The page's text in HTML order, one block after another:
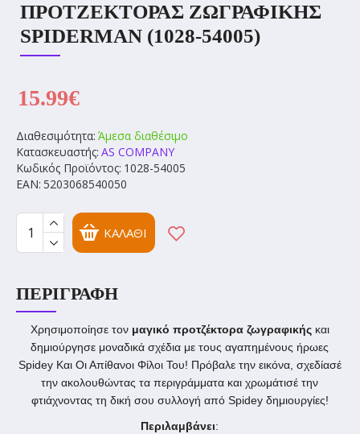
ΠΡΟΤΖΕΚΤΟΡΑΣ ΖΩΓΡΑΦΙΚΗΣ
SPIDERMAN (1028-54005)
Διαθεσιμότητα: Άμεσα διαθέσιμο
Κατασκευαστής: AS COMPANY
Κωδικός Προϊόντος: 1028-54005
EAN: 5203068540050
15.99€
ΚΑΛΆΘΙ
ΠΕΡΙΓΡΑΦΉ
Χρησιμοποίησε τον μαγικό προτζέκτορα ζωγραφικής και
δημιούργησε μοναδικά σχέδια με τους αγαπημένους ήρωες
Spidey Και Οι Απίθανοι Φίλοι Του! Πρόβαλε την εικόνα, σχεδίασέ
την ακολουθώντας τα περιγράμματα και χρωμάτισέ την
φτιάχνοντας τη δική σου συλλογή από Spidey δημιουργίες!
Περιλαμβάνει: